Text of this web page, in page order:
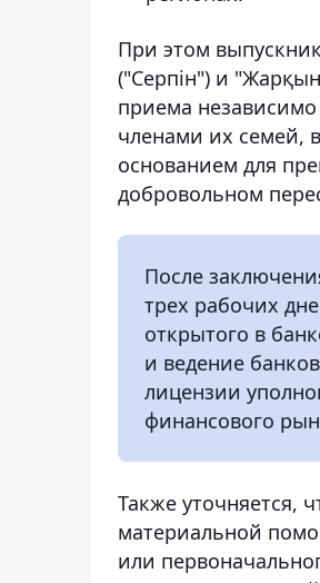
При этом
("Серпін") и
приема
членами их семей,
основанием для
добровольном
После
трех рабочих
открытого в
и ведение
лицензии
финансового
Также уточняется,
материальной
или